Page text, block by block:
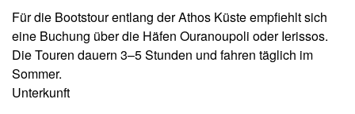
Für die Bootstour entlang der Athos Küste empfiehlt sich
eine Buchung über die Häfen Ouranoupoli oder Ierissos.
Die Touren dauern 3–5 Stunden und fahren täglich im
Sommer.
Unterkunft